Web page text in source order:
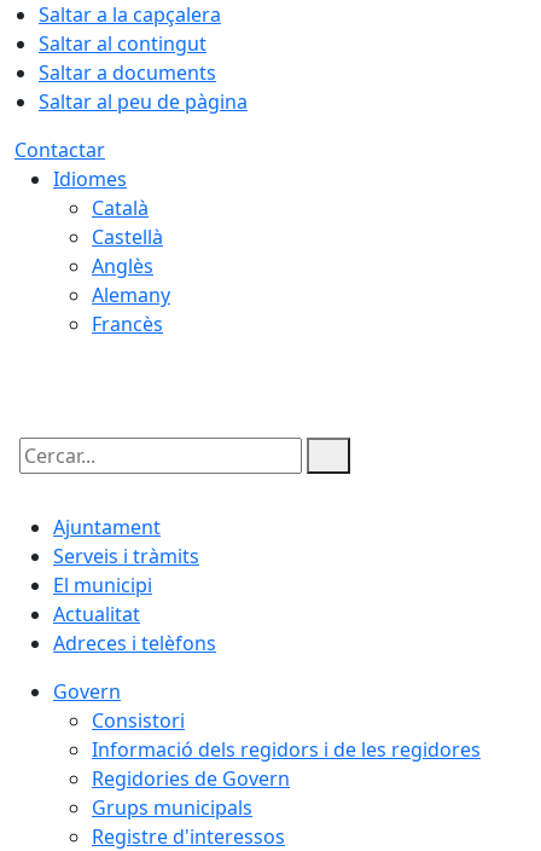
Saltar a la capçalera
Saltar al contingut
Saltar a documents
Saltar al peu de pàgina
Contactar
Idiomes
Català
Castellà
Anglès
Alemany
Francès
Cercar:
Ajuntament
Serveis i tràmits
El municipi
Actualitat
Adreces i telèfons
Govern
Consistori
Informació dels regidors i de les regidores
Regidories de Govern
Grups municipals
Registre d'interessos